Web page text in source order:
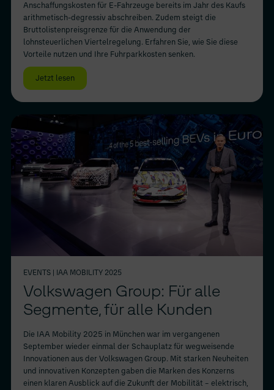
Anschaffungskosten für E-Fahrzeuge bereits im Jahr des Kaufs
arithmetisch-degressiv abschreiben. Zudem steigt die
Bruttolistenpreisgrenze für die Anwendung der
lohnsteuerlichen Viertelregelung. Erfahren Sie, wie Sie diese
Vorteile nutzen und Ihre Fuhrparkkosten senken.
Jetzt lesen
EVENTS | IAA MOBILITY 2025
Volkswagen Group: Für alle
Segmente, für alle Kunden
Die IAA Mobility 2025 in München war im vergangenen
September wieder einmal der Schauplatz für wegweisende
Innovationen aus der Volkswagen Group. Mit starken Neuheiten
und innovativen Konzepten gaben die Marken des Konzerns
einen klaren Ausblick auf die Zukunft der Mobilität – elektrisch,